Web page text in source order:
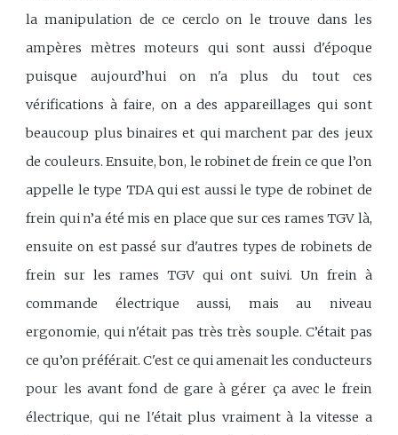
la manipulation de ce cerclo on le trouve dans les
ampères mètres moteurs qui sont aussi d'époque
puisque aujourd’hui on n'a plus du tout ces
vérifications à faire, on a des appareillages qui sont
beaucoup plus binaires et qui marchent par des jeux
de couleurs. Ensuite, bon, le robinet de frein ce que l’on
appelle le type TDA qui est aussi le type de robinet de
frein qui n’a été mis en place que sur ces rames TGV là,
ensuite on est passé sur d'autres types de robinets de
frein sur les rames TGV qui ont suivi. Un frein à
commande électrique aussi, mais au niveau
ergonomie, qui n'était pas très très souple. C’était pas
ce qu’on préférait. C'est ce qui amenait les conducteurs
pour les avant fond de gare à gérer ça avec le frein
électrique, qui ne l'était plus vraiment à la vitesse a